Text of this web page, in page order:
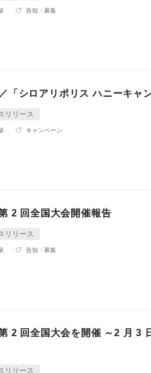
告知・募集
「シロアリポリス ハニーキャ
リリース
キャンペーン
2 回全国大会開催報告
リリース
告知・募集
2 回全国大会を開催 ～2 月 3
リリース